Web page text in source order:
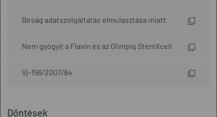
Döntések
Bírság adatszolgáltatás elmulasztása miatt
Nem gyógyít a Flavin és az Olimpiq StemXcell
Vj-156/2007/84